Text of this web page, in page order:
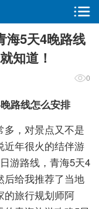
海5天4晚路线
知道！
0
路线怎么安排
多，对景点又不是
近年很火的结伴游
游路线，青海5天4
后给我推荐了当地
的旅行规划师阿